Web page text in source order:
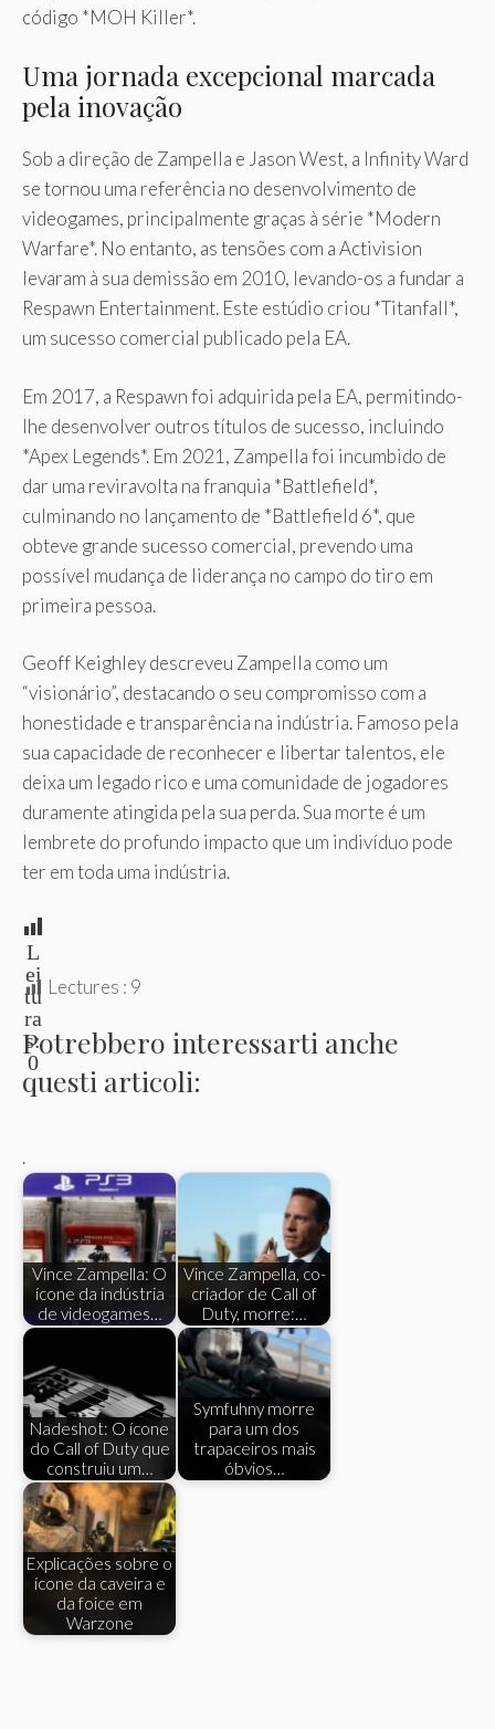
código *MOH Killer*.
Uma jornada excepcional marcada
pela inovação
Sob a direção de Zampella e Jason West, a Infinity Ward
se tornou uma referência no desenvolvimento de
videogames, principalmente graças à série *Modern
Warfare*. No entanto, as tensões com a Activision
levaram à sua demissão em 2010, levando-os a fundar a
Respawn Entertainment. Este estúdio criou *Titanfall*,
um sucesso comercial publicado pela EA.
Em 2017, a Respawn foi adquirida pela EA, permitindo-
lhe desenvolver outros títulos de sucesso, incluindo
*Apex Legends*. Em 2021, Zampella foi incumbido de
dar uma reviravolta na franquia *Battlefield*,
culminando no lançamento de *Battlefield 6*, que
obteve grande sucesso comercial, prevendo uma
possível mudança de liderança no campo do tiro em
primeira pessoa.
Geoff Keighley descreveu Zampella como um
“visionário”, destacando o seu compromisso com a
honestidade e transparência na indústria. Famoso pela
sua capacidade de reconhecer e libertar talentos, ele
deixa um legado rico e uma comunidade de jogadores
duramente atingida pela sua perda. Sua morte é um
lembrete do profundo impacto que um indivíduo pode
ter em toda uma indústria.
L
ei
tu
ra
s:
0
Lectures : 9
Potrebbero interessarti anche
questi articoli:
.
Vince Zampella: O
ícone da indústria
de videogames…
Vince Zampella, co-
criador de Call of
Duty, morre:…
Nadeshot: O ícone
do Call of Duty que
construiu um…
Symfuhny morre
para um dos
trapaceiros mais
óbvios…
Explicações sobre o
ícone da caveira e
da foice em
Warzone